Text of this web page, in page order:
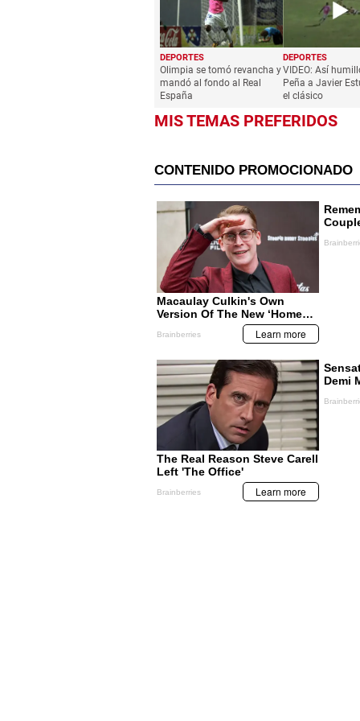
DEPORTES
Olimpia se tomó revancha y
mandó al fondo al Real
España
DEPORTES
VIDEO: Así
Peña a Javier
el clásico
MIS TEMAS PREFERIDOS